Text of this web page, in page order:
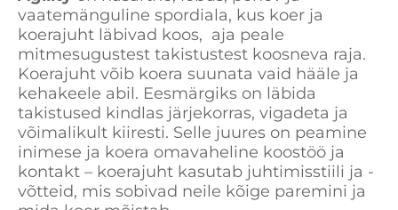
vaatemänguline spordiala, kus koer ja
koerajuht läbivad koos, aja peale
mitmesugustest takistustest koosneva raja.
Koerajuht võib koera suunata vaid hääle ja
kehakeele abil. Eesmärgiks on läbida
takistused kindlas järjekorras, vigadeta ja
võimalikult kiiresti. Selle juures on peamine
inimese ja koera omavaheline koostöö ja
kontakt – koerajuht kasutab juhtimisstiili ja -
võtteid, mis sobivad neile kõige paremini ja